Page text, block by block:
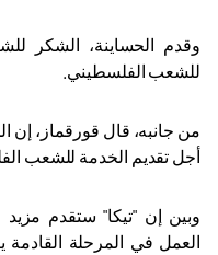
وقدم الحساينة، الشكر
للشعب الفلسطيني
من جانبه، قال قورقماز، إن
أجل تقديم الخدمة للشعب
وبين إن "تيكا" ستقدم